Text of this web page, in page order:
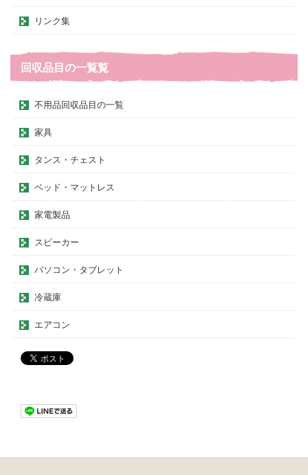
リンク集
回収品目の一覧覧
不用品回収品目の一覧
家具
タンス・チェスト
ベッド・マットレス
家電製品
スピーカー
パソコン・タブレット
冷蔵庫
エアコン